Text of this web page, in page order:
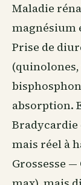
Maladie
magnésium
Prise de
absorption.
mais réel à
Grossesse